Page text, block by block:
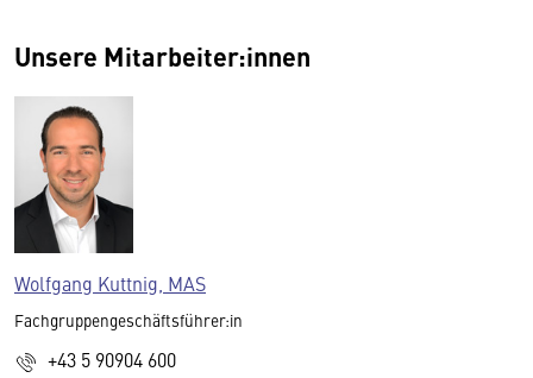
Unsere Mitarbeiter:innen
Wolfgang Kuttnig, MAS
Fachgruppengeschäftsführer:in
+43 5 90904 600